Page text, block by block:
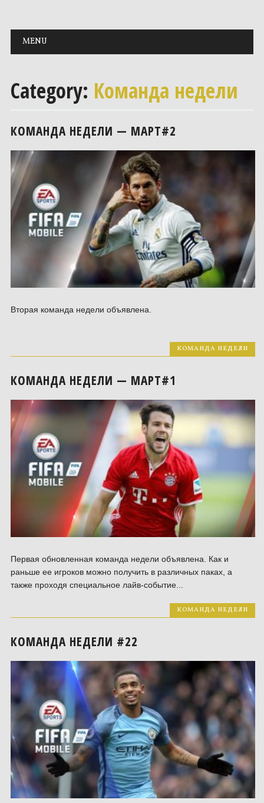
Main menu
Skip to content
MENU
Category: Команда недели
КОМАНДА НЕДЕЛИ — МАРТ#2
Вторая команда недели объявлена.
КОМАНДА НЕДЕЛИ
КОМАНДА НЕДЕЛИ — МАРТ#1
Первая обновленная команда недели объявлена. Как и
раньше ее игроков можно получить в различных паках, а
также проходя специальное лайв-событие...
КОМАНДА НЕДЕЛИ
КОМАНДА НЕДЕЛИ #22